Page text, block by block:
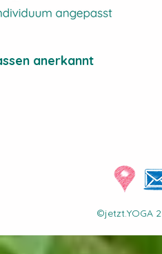
anerkannt
©jetzt.YOGA